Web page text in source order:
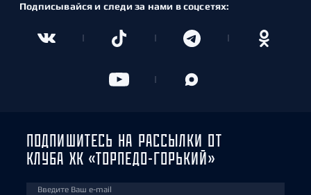
Подписывайся и следи за нами в соцсетях:
ПОДПИШИТЕСЬ НА РАССЫЛКИ ОТ
КЛУБА ХК «ТОРПЕДО-ГОРЬКИЙ»
Введите Ваш e-mail